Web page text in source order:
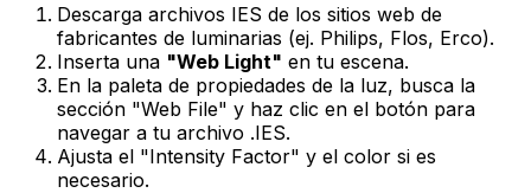
Descarga archivos IES de los sitios web de
fabricantes de luminarias (ej. Philips, Flos, Erco).
Inserta una "Web Light" en tu escena.
En la paleta de propiedades de la luz, busca la
sección "Web File" y haz clic en el botón para
navegar a tu archivo .IES.
Ajusta el "Intensity Factor" y el color si es
necesario.